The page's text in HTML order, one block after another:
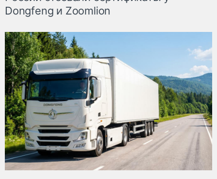
Dongfeng и Zoomlion